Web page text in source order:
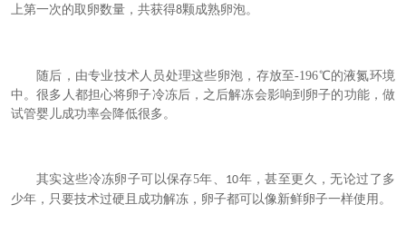
上第一次的取卵数量，共获得8颗成熟卵泡。
随后，由专业技术人员处理这些卵泡，存放至-196℃的液氮环境
中。很多人都担心将卵子冷冻后，之后解冻会影响到卵子的功能，做
试管婴儿成功率会降低很多。
其实这些冷冻卵子可以保存5年、 10年，甚至更久，无论过了多
少年，只要技术过硬且成功解冻，卵子都可以像新鲜卵子一样使用。